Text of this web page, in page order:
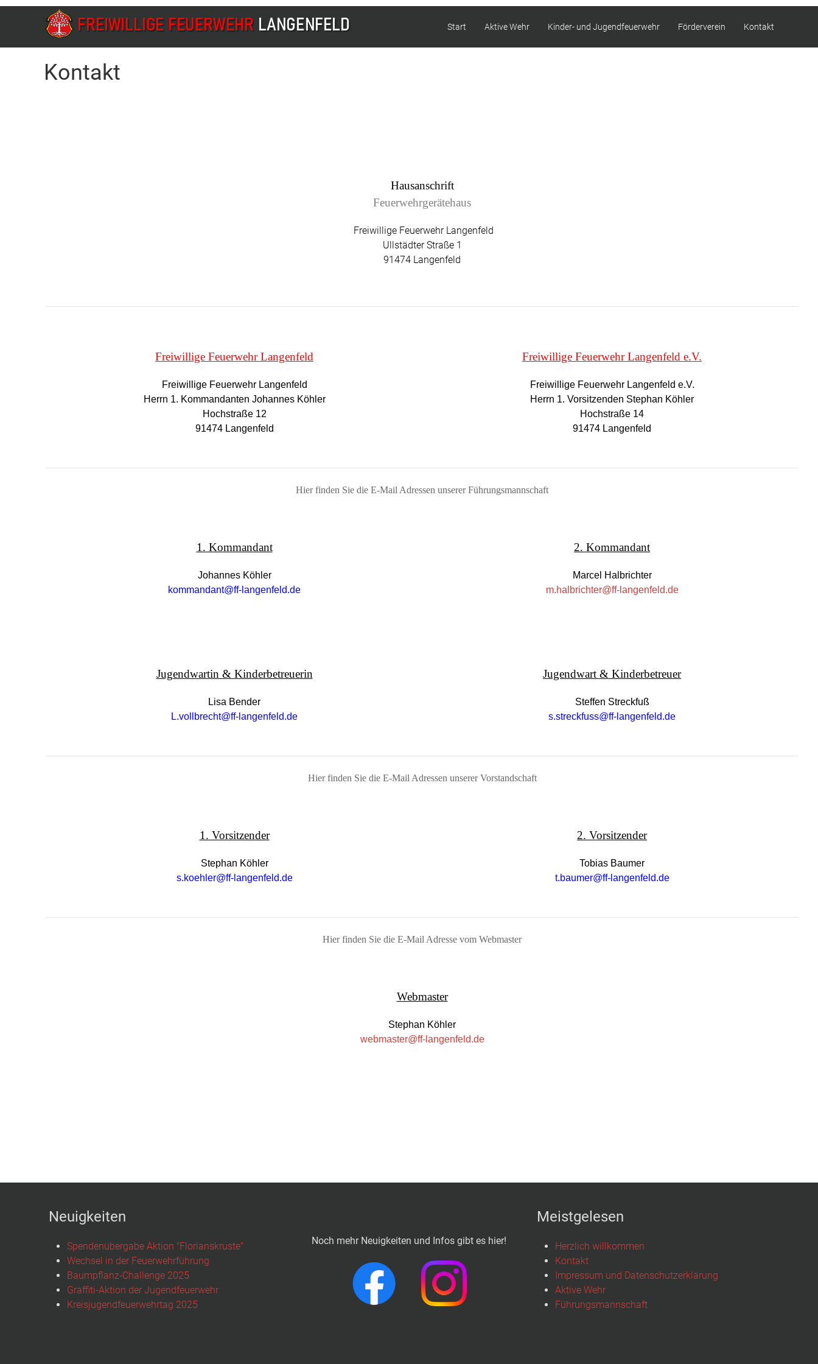
Start Aktive Wehr Kinder- und Jugendfeuerwehr Förderverein Kontakt
Kontakt
Hausanschrift
Feuerwehrgerätehaus
Freiwillige Feuerwehr Langenfeld
Ullstädter Straße 1
91474 Langenfeld
Freiwillige Feuerwehr Langenfeld
Freiwillige Feuerwehr Langenfeld
Herrn 1. Kommandanten Johannes Köhler
Hochstraße 12
91474 Langenfeld
Freiwillige Feuerwehr Langenfeld e.V.
Freiwillige Feuerwehr Langenfeld e.V.
Herrn 1. Vorsitzenden Stephan Köhler
Hochstraße 14
91474 Langenfeld
Hier finden Sie die E-Mail Adressen unserer Führungsmannschaft
1. Kommandant
Johannes Köhler
kommandant@ff-langenfeld.de
2. Kommandant
Marcel Halbrichter
m.halbrichter@ff-langenfeld.de
Jugendwartin & Kinderbetreuerin
Lisa Bender
L.vollbrecht@ff-langenfeld.de
Jugendwart & Kinderbetreuer
Steffen Streckfuß
s.streckfuss@ff-langenfeld.de
Hier finden Sie die E-Mail Adressen unserer Vorstandschaft
1. Vorsitzender
Stephan Köhler
s.koehler@ff-langenfeld.de
2. Vorsitzender
Tobias Baumer
t.baumer@ff-langenfeld.de
Hier finden Sie die E-Mail Adresse vom Webmaster
Webmaster
Stephan Köhler
webmaster@ff-langenfeld.de
Neuigkeiten
Spendenübergabe Aktion "Florianskruste"
Wechsel in der Feuerwehrführung
Baumpflanz-Challenge 2025
Graffiti-Aktion der Jugendfeuerwehr
Kreisjugendfeuerwehrtag 2025
Noch mehr Neuigkeiten und Infos gibt es hier!
Meistgelesen
Herzlich willkommen
Kontakt
Impressum und Datenschutzerklärung
Aktive Wehr
Führungsmannschaft